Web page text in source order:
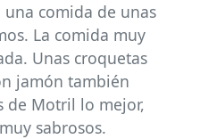
comida de unas
La comida muy
Unas croquetas
jamón también
de Motril lo mejor,
sabrosos.